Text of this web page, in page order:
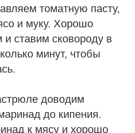
томатную пасту,
и муку. Хорошо
ставим сковороду в
минут, чтобы
доводим
до кипения.
к мясу и хорошо